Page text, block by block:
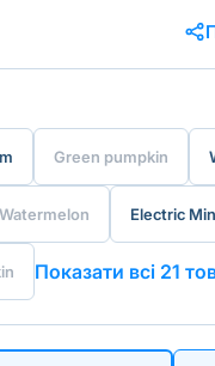
Green pumpkin
Watermelon Electric
Показати всі 21